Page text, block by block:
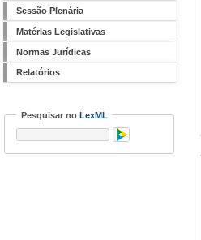
Sessão Plenária
Matérias Legislativas
Normas Jurídicas
Relatórios
Pesquisar no LexML